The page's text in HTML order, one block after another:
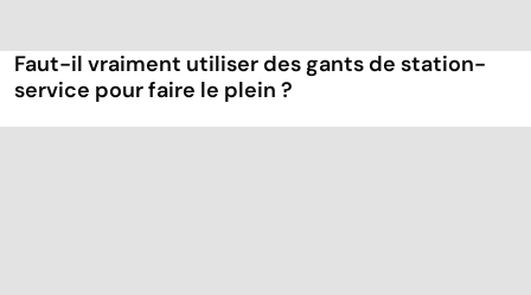
Faut-il vraiment utiliser des gants de station-
service pour faire le plein ?